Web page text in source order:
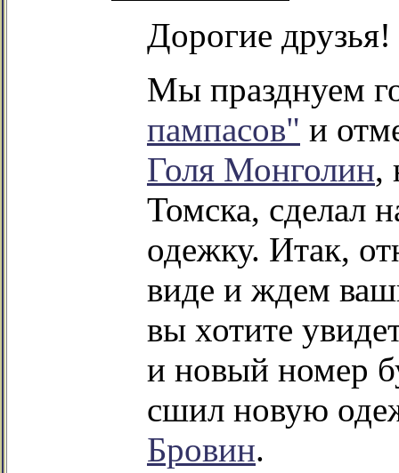
Дорогие друзья!
Мы празднуем
пампасов" и
Голя Монголин,
Томска, сделал
одежку. Итак,
виде и ждем
вы хотите
и новый номер
сшил новую
Бровин.